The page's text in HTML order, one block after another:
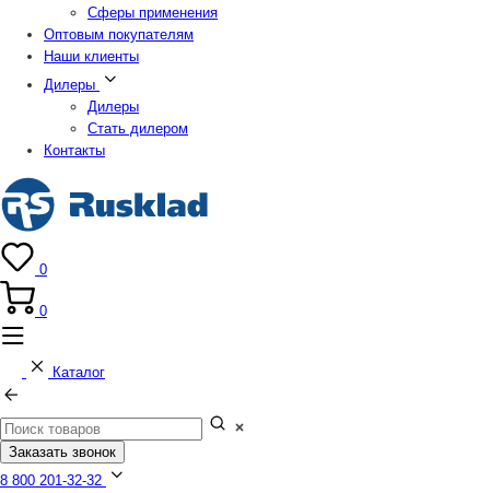
Сферы применения
Оптовым покупателям
Наши клиенты
Дилеры
Дилеры
Стать дилером
Контакты
0
0
Каталог
Заказать звонок
8 800 201-32-32